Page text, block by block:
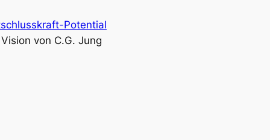
Potential
von C.G. Jung